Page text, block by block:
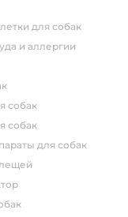
для собак
и аллергии
собак
собак
для собак